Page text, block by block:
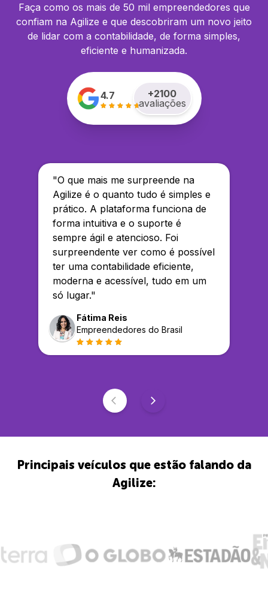
Faça como os mais de 50 mil empreendedores que
confiam na Agilize e que descobriram um novo jeito
de lidar com a contabilidade, de forma simples,
eficiente e humanizada.
4.7 +2100
avaliações
"O que mais me surpreende na
Agilize é o quanto tudo é simples e
prático. A plataforma funciona de
forma intuitiva e o suporte é
sempre ágil e atencioso. Foi
surpreendente ver como é possível
ter uma contabilidade eficiente,
moderna e acessível, tudo em um
só lugar."
Fátima Reis
Empreendedores do Brasil
Principais veículos que estão falando da
Agilize: